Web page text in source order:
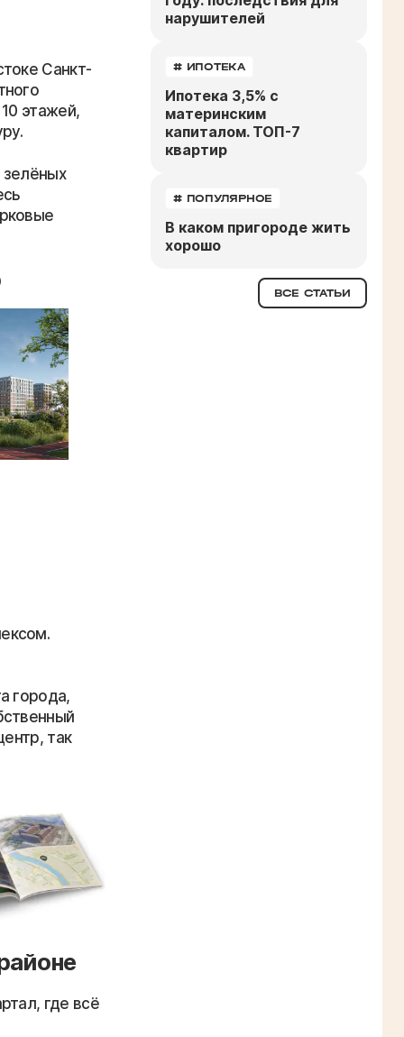
Санкт-
этажей,
города,
так
где всё
нарушителей
# ИПОТЕКА
Ипотека 3,5% с
материнским
капиталом. ТОП-7
квартир
# ПОПУЛЯРНОЕ
В каком пригороде жить
хорошо
ВСЕ СТАТЬИ